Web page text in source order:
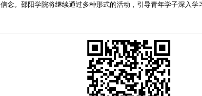
念。邵阳学院将继续通过多种形式的活动，引导青年学子深入学